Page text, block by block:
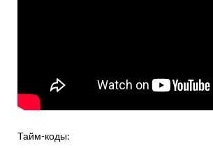
Тайм-коды: